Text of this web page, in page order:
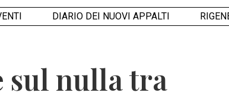
DIARIO DEI NUOVI APPALTI
sul nulla tra